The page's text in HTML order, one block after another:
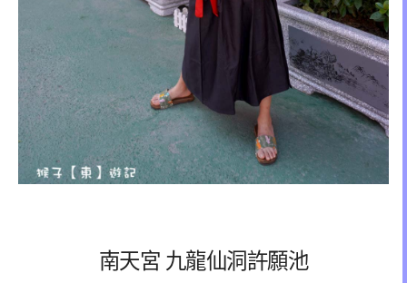
南天宮 九龍仙洞許願池